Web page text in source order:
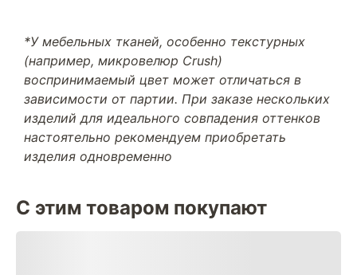
*У мебельных тканей, особенно текстурных
(например, микровелюр Crush)
воспринимаемый цвет может отличаться в
зависимости от партии. При заказе нескольких
изделий для идеального совпадения оттенков
настоятельно рекомендуем приобретать
изделия одновременно
С этим товаром покупают